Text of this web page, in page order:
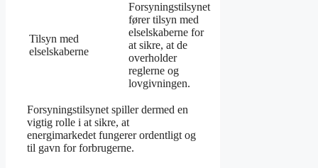
Tilsyn med
elselskaberne
Forsyningstilsynet
fører tilsyn med
elselskaberne for
at sikre, at de
overholder
reglerne og
lovgivningen.
Forsyningstilsynet spiller dermed en
vigtig rolle i at sikre, at
energimarkedet fungerer ordentligt og
til gavn for forbrugerne.